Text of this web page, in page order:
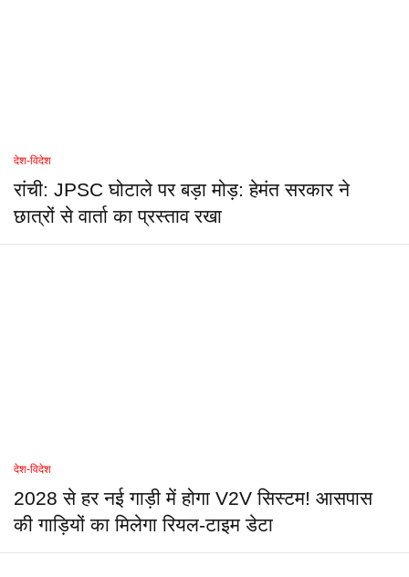
देश-विदेश
रांची: JPSC घोटाले पर बड़ा मोड़: हेमंत सरकार ने
छात्रों से वार्ता का प्रस्ताव रखा
देश-विदेश
2028 से हर नई गाड़ी में होगा V2V सिस्टम! आसपास
की गाड़ियों का मिलेगा रियल-टाइम डेटा